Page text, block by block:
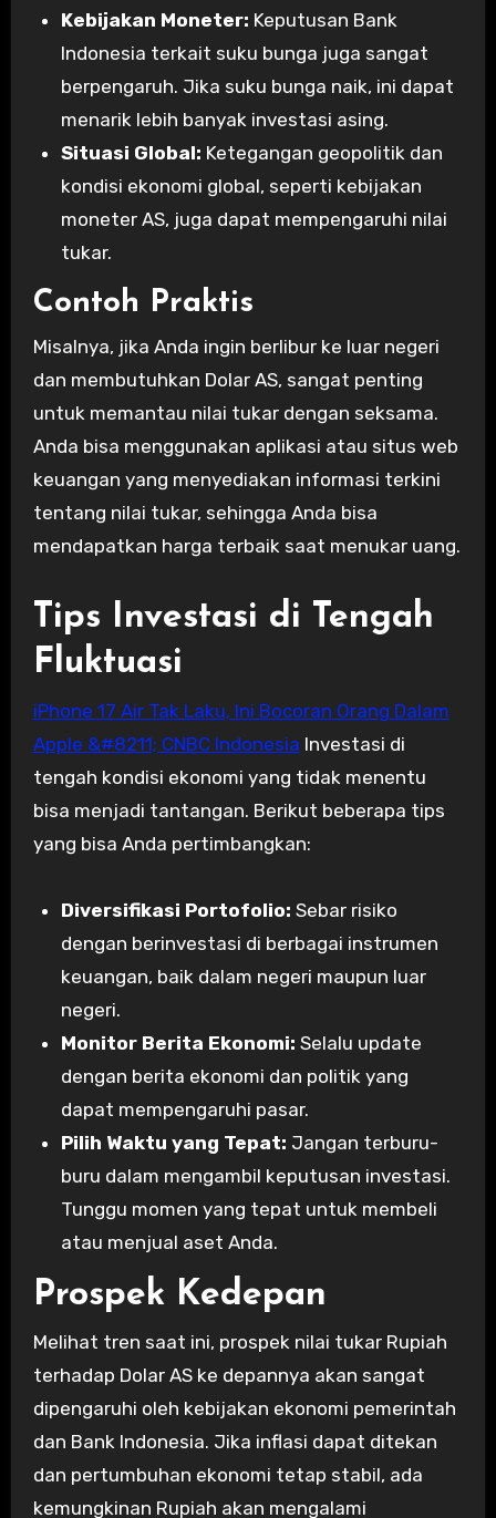
Kebijakan Moneter: Keputusan Bank
Indonesia terkait suku bunga juga sangat
berpengaruh. Jika suku bunga naik, ini dapat
menarik lebih banyak investasi asing.
Situasi Global: Ketegangan geopolitik dan
kondisi ekonomi global, seperti kebijakan
moneter AS, juga dapat mempengaruhi nilai
tukar.
Contoh Praktis
Misalnya, jika Anda ingin berlibur ke luar negeri
dan membutuhkan Dolar AS, sangat penting
untuk memantau nilai tukar dengan seksama.
Anda bisa menggunakan aplikasi atau situs web
keuangan yang menyediakan informasi terkini
tentang nilai tukar, sehingga Anda bisa
mendapatkan harga terbaik saat menukar uang.
Tips Investasi di Tengah
Fluktuasi
iPhone 17 Air Tak Laku, Ini Bocoran Orang Dalam
Apple &#8211; CNBC Indonesia Investasi di
tengah kondisi ekonomi yang tidak menentu
bisa menjadi tantangan. Berikut beberapa tips
yang bisa Anda pertimbangkan:
Diversifikasi Portofolio: Sebar risiko
dengan berinvestasi di berbagai instrumen
keuangan, baik dalam negeri maupun luar
negeri.
Monitor Berita Ekonomi: Selalu update
dengan berita ekonomi dan politik yang
dapat mempengaruhi pasar.
Pilih Waktu yang Tepat: Jangan terburu-
buru dalam mengambil keputusan investasi.
Tunggu momen yang tepat untuk membeli
atau menjual aset Anda.
Prospek Kedepan
Melihat tren saat ini, prospek nilai tukar Rupiah
terhadap Dolar AS ke depannya akan sangat
dipengaruhi oleh kebijakan ekonomi pemerintah
dan Bank Indonesia. Jika inflasi dapat ditekan
dan pertumbuhan ekonomi tetap stabil, ada
kemungkinan Rupiah akan mengalami